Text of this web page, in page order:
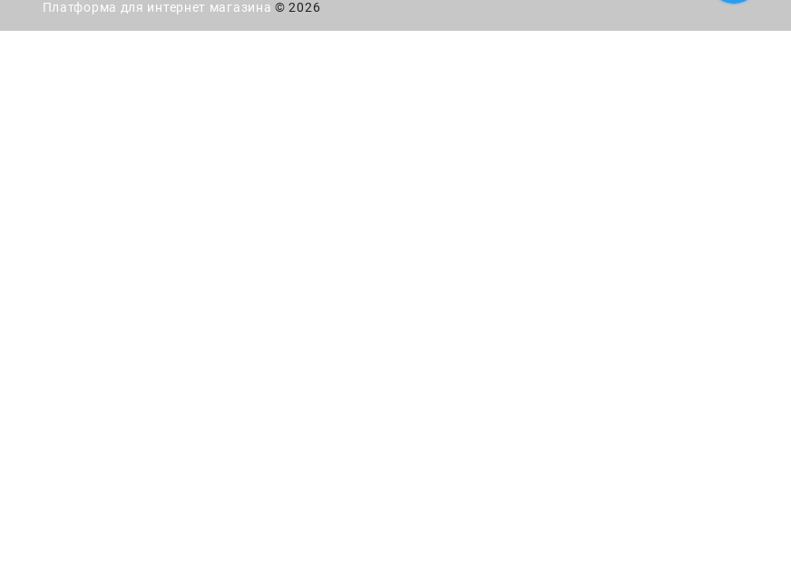
Платформа для интернет магазина © 2026